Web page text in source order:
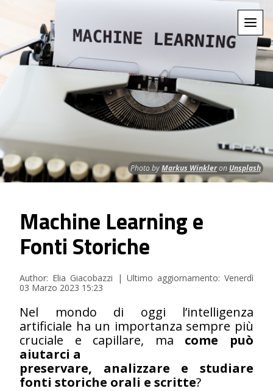
Photo byMarkus Winkleron Unsplash
Machine Learning e
Fonti Storiche
Author: Elia Giacobazzi | Ultimo aggiornamento: Venerdì
03 Marzo 2023 15:23
Nel mondo di oggi l’intelligenza
artificiale ha un importanza sempre più
cruciale e capillare, ma come può
aiutarci a
preservare, analizzare e studiare
fonti storiche orali e scritte?